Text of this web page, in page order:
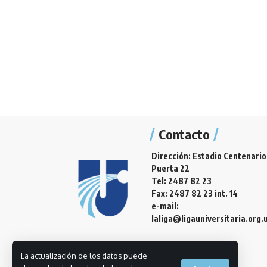
La actualización de los datos puede
Contacto
Dirección: Estadio Centenario
Puerta 22
Tel: 2487 82 23
Fax: 2487 82 23 int. 14
e-mail: